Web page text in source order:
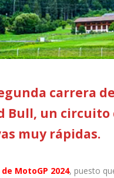
carrera
Bull, un
muy rápidas.
MotoGP 2024, puesto